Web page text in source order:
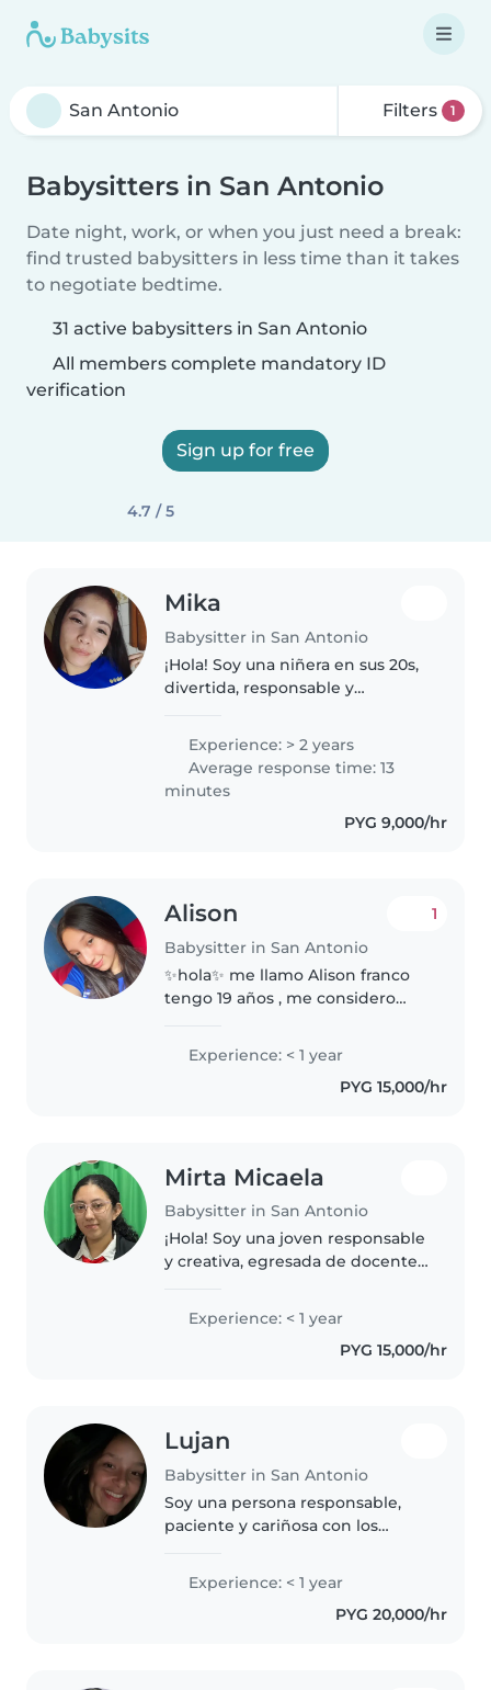
Filters 1
Babysitters in San Antonio
Date night, work, or when you just need a break:
find trusted babysitters in less time than it takes
to negotiate bedtime.
31 active babysitters in San Antonio
All members complete mandatory ID
verification
Sign up for free
4.7 / 5
Mika
Babysitter in San Antonio
¡Hola! Soy una niñera en sus 20s,
divertida, responsable y
experiencia cuidando bebés,
niños pequeños y niños en edad
escolar. Me encanta dibujar, leer
cuentos..
Experience: > 2 years
Average response time: 13
minutes
PYG 9,000/hr
Alison
Babysitter in San Antonio
1
✨hola✨ me llamo Alison franco
tengo 19 años , me considero
y ayudar en temas del hogar ,
soy responsable y cuidadosa..
Experience: < 1 year
PYG 15,000/hr
Mirta Micaela
Babysitter in San Antonio
¡Hola! Soy una joven responsable
y creativa, egresada de docente,
preescolar y escolar. Me encanta
leer, hacer manualidades y jugar.
Soy paciente y cómoda..
Experience: < 1 year
PYG 15,000/hr
Lujan
Babysitter in San Antonio
Soy una persona responsable,
paciente y cariñosa con los
ambiente seguro, divertido y de
confianza, ayudando tanto en el
cuidado como en las actividades..
Experience: < 1 year
PYG 20,000/hr